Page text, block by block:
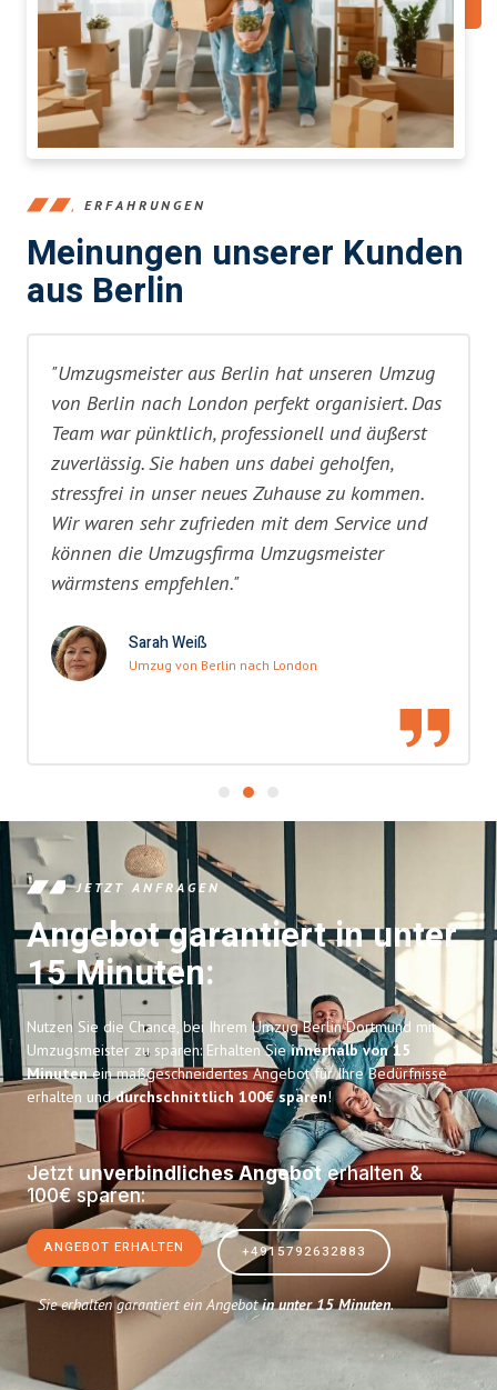
ERFAHRUNGEN
Meinungen unserer Kunden
aus Berlin
"Umzugsmeister aus Berlin hat unseren Umzug
von Berlin nach London perfekt organisiert. Das
Team war pünktlich, professionell und äußerst
zuverlässig. Sie haben uns dabei geholfen,
stressfrei in unser neues Zuhause zu kommen.
Wir waren sehr zufrieden mit dem Service und
können die Umzugsfirma Umzugsmeister
wärmstens empfehlen."
Sarah Weiß
Umzug von Berlin nach London
JETZT ANFRAGEN
Angebot garantiert in unter
15 Minuten:
Nutzen Sie die Chance, bei Ihrem Umzug Berlin Dortmund mit
Umzugsmeister zu sparen: Erhalten Sieinnerhalb von 15
Minutenein maßgeschneidertes Angebot für Ihre Bedürfnisse
erhalten unddurchschnittlich 100€ sparen!
Jetzt unverbindliches Angeboterhalten &
100€ sparen:
ANGEBOT ERHALTEN +4915792632883
Sie erhalten garantiert ein Angebotin unter 15 Minuten.